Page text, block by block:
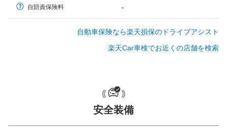
中型車
ラ、ステップワゴン など
クラウン、アルファード、フォレ
カD:5 など
自賠責保険料 -
自動車保険なら楽天損保のドライブアシスト
楽天Car車検でお近くの店舗を検索
安全装備